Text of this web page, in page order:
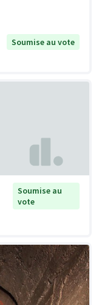
Soumise au vote
Soumise au
vote